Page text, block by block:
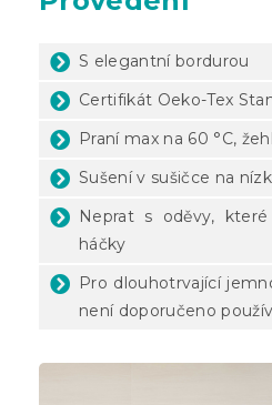
S elegantní bordurou
Certifikát Oeko-Tex
Praní max na 60 °C,
Sušení v sušičce na
Neprat s oděvy,
háčky
Pro dlouhotrvající
není doporučeno